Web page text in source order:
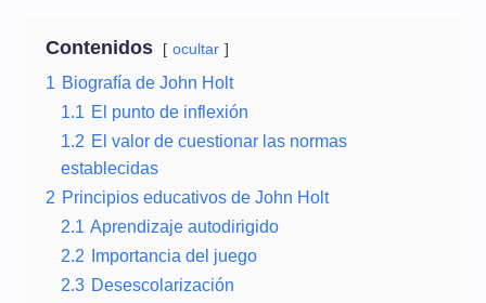
Contenidos ocultar
1 Biografía de John Holt
1.1 El punto de inflexión
1.2 El valor de cuestionar las normas
establecidas
2 Principios educativos de John Holt
2.1 Aprendizaje autodirigido
2.2 Importancia del juego
2.3 Desescolarización